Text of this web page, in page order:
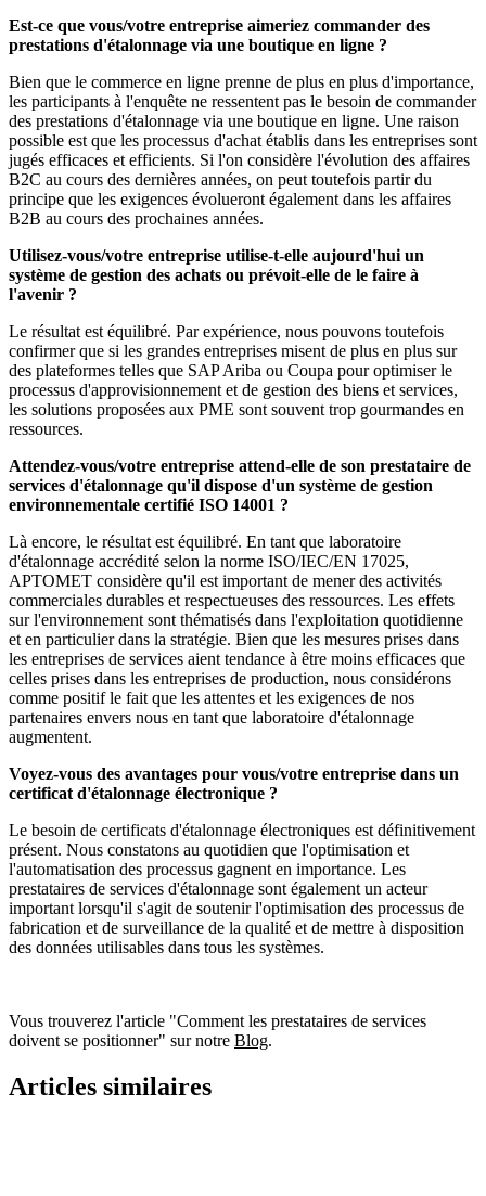
Est-ce que vous/votre entreprise aimeriez commander des
prestations d'étalonnage via une boutique en ligne ?
Bien que le commerce en ligne prenne de plus en plus d'importance,
les participants à l'enquête ne ressentent pas le besoin de commander
des prestations d'étalonnage via une boutique en ligne. Une raison
possible est que les processus d'achat établis dans les entreprises sont
jugés efficaces et efficients. Si l'on considère l'évolution des affaires
B2C au cours des dernières années, on peut toutefois partir du
principe que les exigences évolueront également dans les affaires
B2B au cours des prochaines années.
Utilisez-vous/votre entreprise utilise-t-elle aujourd'hui un
système de gestion des achats ou prévoit-elle de le faire à
l'avenir ?
Le résultat est équilibré. Par expérience, nous pouvons toutefois
confirmer que si les grandes entreprises misent de plus en plus sur
des plateformes telles que SAP Ariba ou Coupa pour optimiser le
processus d'approvisionnement et de gestion des biens et services,
les solutions proposées aux PME sont souvent trop gourmandes en
ressources.
Attendez-vous/votre entreprise attend-elle de son prestataire de
services d'étalonnage qu'il dispose d'un système de gestion
environnementale certifié ISO 14001 ?
Là encore, le résultat est équilibré. En tant que laboratoire
d'étalonnage accrédité selon la norme ISO/IEC/EN 17025,
APTOMET considère qu'il est important de mener des activités
commerciales durables et respectueuses des ressources. Les effets
sur l'environnement sont thématisés dans l'exploitation quotidienne
et en particulier dans la stratégie. Bien que les mesures prises dans
les entreprises de services aient tendance à être moins efficaces que
celles prises dans les entreprises de production, nous considérons
comme positif le fait que les attentes et les exigences de nos
partenaires envers nous en tant que laboratoire d'étalonnage
augmentent.
Voyez-vous des avantages pour vous/votre entreprise dans un
certificat d'étalonnage électronique ?
Le besoin de certificats d'étalonnage électroniques est définitivement
présent. Nous constatons au quotidien que l'optimisation et
l'automatisation des processus gagnent en importance. Les
prestataires de services d'étalonnage sont également un acteur
important lorsqu'il s'agit de soutenir l'optimisation des processus de
fabrication et de surveillance de la qualité et de mettre à disposition
des données utilisables dans tous les systèmes.
Vous trouverez l'article "Comment les prestataires de services
doivent se positionner" sur notre Blog.
Articles similaires